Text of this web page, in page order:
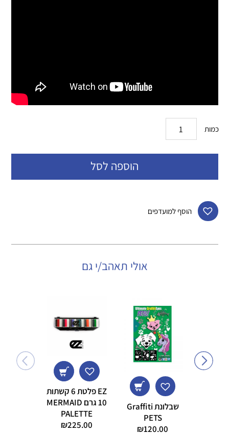
כמות
הוספה לסל
הוסף למועדפים
אולי תאהב/י גם
שבלונת Graffiti
PETS
₪120.00
EZ פלטת 6 קשתות
10 גרם MERMAID
PALETTE
₪225.00